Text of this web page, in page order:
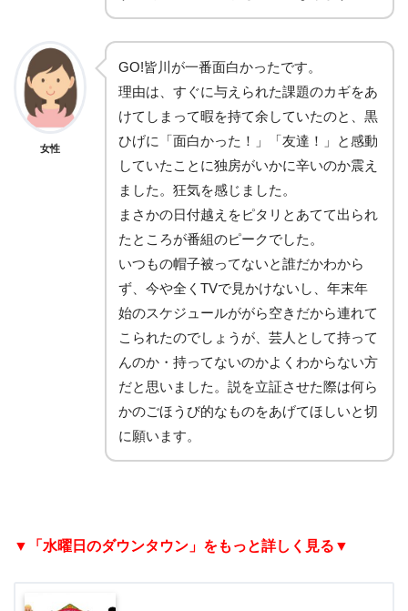
女性
GO!皆川が一番面白かったです。
理由は、すぐに与えられた課題のカギをあ
けてしまって暇を持て余していたのと、黒
ひげに「面白かった！」「友達！」と感動
していたことに独房がいかに辛いのか震え
ました。狂気を感じました。
まさかの日付越えをピタリとあてて出られ
たところが番組のピークでした。
いつもの帽子被ってないと誰だかわから
ず、今や全くTVで見かけないし、年末年
始のスケジュールががら空きだから連れて
こられたのでしょうが、芸人として持って
んのか・持ってないのかよくわからない方
だと思いました。説を立証させた際は何ら
かのごほうび的なものをあげてほしいと切
に願います。
▼「水曜日のダウンタウン」をもっと詳しく見る▼